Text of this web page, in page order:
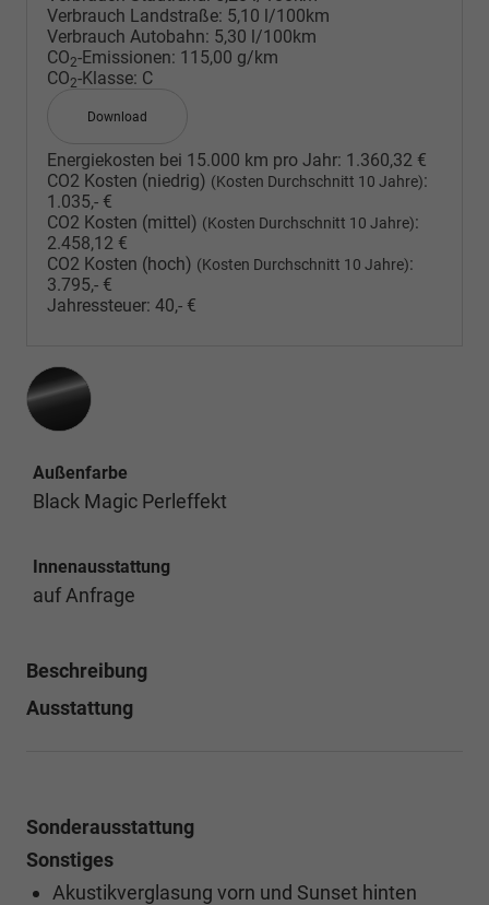
Verbrauch Landstraße: 5,10 l/100km
Verbrauch Autobahn: 5,30 l/100km
CO2-Emissionen: 115,00 g/km
CO2-Klasse: C
Download
Energiekosten bei 15.000 km pro Jahr: 1.360,32 €
CO2 Kosten (niedrig) (Kosten Durchschnitt 10 Jahre):
1.035,- €
CO2 Kosten (mittel) (Kosten Durchschnitt 10 Jahre):
2.458,12 €
CO2 Kosten (hoch) (Kosten Durchschnitt 10 Jahre):
3.795,- €
Jahressteuer: 40,- €
Außenfarbe
Black Magic Perleffekt
Innenausstattung
auf Anfrage
Beschreibung
Ausstattung
Sonderausstattung
Sonstiges
Akustikverglasung vorn und Sunset hinten